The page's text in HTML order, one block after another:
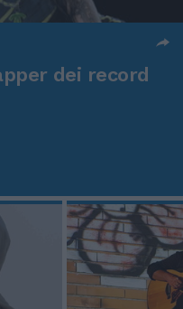
dei record